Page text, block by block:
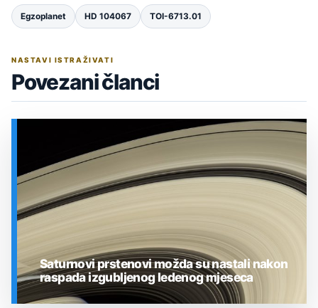
Egzoplanet HD 104067 TOI-6713.01
NASTAVI ISTRAŽIVATI
Povezani članci
Saturnovi prstenovi možda su nastali nakon
raspada izgubljenog ledenog mjeseca